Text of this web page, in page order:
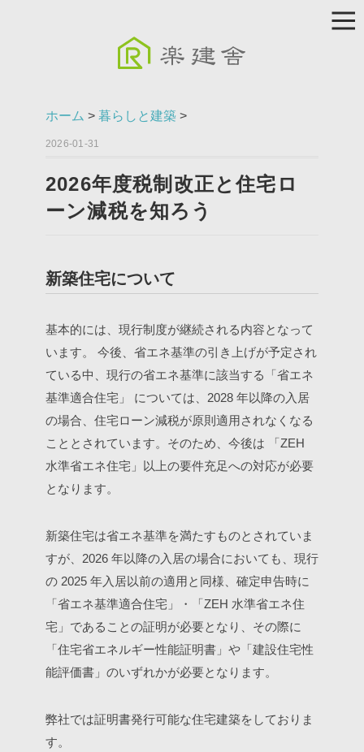
ホーム > 暮らしと建築 >
2026-01-31
2026年度税制改正と住宅ロ
ーン減税を知ろう
新築住宅について
基本的には、現行制度が継続される内容となって
います。
今後、省エネ基準の引き上げが予定され
ている中、現行の省エネ基準に該当する「省エネ
基準適合住宅」 については、2028 年以降の入居
の場合、住宅ローン減税が原則適用されなくなる
こととされています。そのため、今後は 「ZEH
水準省エネ住宅」以上の要件充足への対応が必要
となります。
新築住宅は省エネ基準を満たすものとされていま
すが、2026 年以降の入居の場合においても、現行
の 2025 年入居以前の適用と同様、確定申告時に
「省エネ基準適合住宅」・「ZEH 水準省エネ住
宅」であることの証明が必要となり、その際に
「住宅省エネルギー性能証明書」や「建設住宅性
能評価書」のいずれかが必要となります。
弊社では証明書発行可能な住宅建築をしておりま
す。